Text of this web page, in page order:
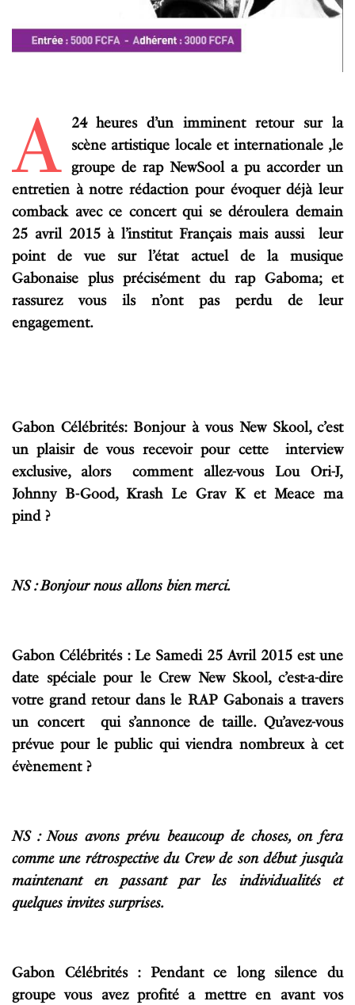
A 24 heures d’un imminent retour sur la
scène artistique locale et internationale ,le
groupe de rap NewSool a pu accorder un
entretien à notre rédaction pour évoquer déjà leur
comback avec ce concert qui se déroulera demain
25 avril 2015 à l’institut Français mais aussi leur
point de vue sur l’état actuel de la musique
Gabonaise plus précisément du rap Gaboma; et
rassurez vous ils n’ont pas perdu de leur
engagement.
Gabon Célébrités: Bonjour à vous New Skool, c’est
un plaisir de vous recevoir pour cette interview
exclusive, alors comment allez-vous Lou Ori-J,
Johnny B-Good, Krash Le Grav K et Meace ma
pind ?
NS : Bonjour nous allons bien merci.
Gabon Célébrités : Le Samedi 25 Avril 2015 est une
date spéciale pour le Crew New Skool, c’est-a-dire
votre grand retour dans le RAP Gabonais a travers
un concert qui s’annonce de taille. Qu’avez-vous
prévue pour le public qui viendra nombreux à cet
évènement ?
NS : Nous avons prévu beaucoup de choses, on fera
comme une rétrospective du Crew de son début jusqu’a
maintenant en passant par les individualités et
quelques invites surprises.
Gabon Célébrités : Pendant ce long silence du
groupe vous avez profité a mettre en avant vos